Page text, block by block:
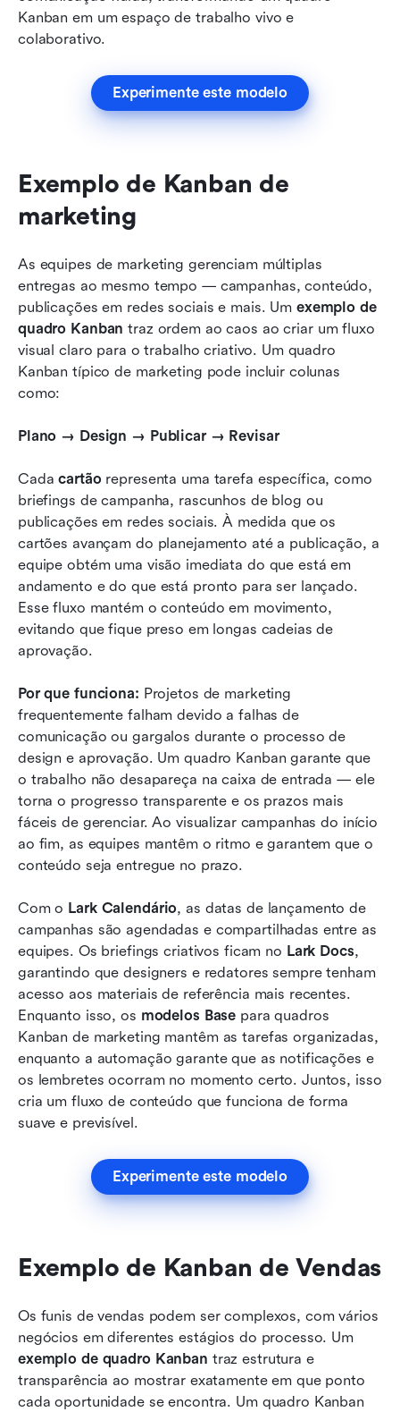
Kanban em um espaço de trabalho vivo e
colaborativo.
Experimente este modelo
Exemplo de Kanban de
marketing
As equipes de marketing gerenciam múltiplas
entregas ao mesmo tempo — campanhas, conteúdo,
publicações em redes sociais e mais. Um exemplo de
quadro Kanban traz ordem ao caos ao criar um fluxo
visual claro para o trabalho criativo. Um quadro
Kanban típico de marketing pode incluir colunas
como:
Plano → Design → Publicar → Revisar
Cada cartão representa uma tarefa específica, como
briefings de campanha, rascunhos de blog ou
publicações em redes sociais. À medida que os
cartões avançam do planejamento até a publicação, a
equipe obtém uma visão imediata do que está em
andamento e do que está pronto para ser lançado.
Esse fluxo mantém o conteúdo em movimento,
evitando que fique preso em longas cadeias de
aprovação.
Por que funciona: Projetos de marketing
frequentemente falham devido a falhas de
comunicação ou gargalos durante o processo de
design e aprovação. Um quadro Kanban garante que
o trabalho não desapareça na caixa de entrada — ele
torna o progresso transparente e os prazos mais
fáceis de gerenciar. Ao visualizar campanhas do início
ao fim, as equipes mantêm o ritmo e garantem que o
conteúdo seja entregue no prazo.
Com o Lark Calendário, as datas de lançamento de
campanhas são agendadas e compartilhadas entre as
equipes. Os briefings criativos ficam no Lark Docs,
garantindo que designers e redatores sempre tenham
acesso aos materiais de referência mais recentes.
Enquanto isso, os modelos Base para quadros
Kanban de marketing mantêm as tarefas organizadas,
enquanto a automação garante que as notificações e
os lembretes ocorram no momento certo. Juntos, isso
cria um fluxo de conteúdo que funciona de forma
suave e previsível.
Experimente este modelo
Exemplo de Kanban de Vendas
Os funis de vendas podem ser complexos, com vários
negócios em diferentes estágios do processo. Um
exemplo de quadro Kanban traz estrutura e
transparência ao mostrar exatamente em que ponto
cada oportunidade se encontra. Um quadro Kanban